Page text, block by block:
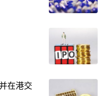
沪深港黄金产业A略跑
周期优选A、中欧农
、52.69%、
数字经济A累计收益
在港交